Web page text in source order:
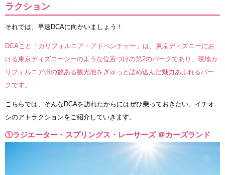
ラクション
それでは、早速DCAに向かいましょう！
DCAこと「カリフォルニア・アドベンチャー」は、東京ディズニーにお
ける東京ディズニーシーのような位置づけの第2のパークであり、現地カ
リフォルニア州の数ある観光地をぎゅっと詰め込んだ魅力あふれるパー
クです。
こちらでは、そんなDCAを訪れたからにはぜひ乗っておきたい、イチオ
シのアトラクションをご紹介していきます。
①ラジエーター・スプリングス・レーサーズ ＠カーズランド